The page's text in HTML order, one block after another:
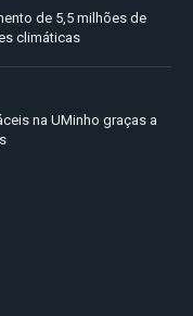
de 5,5 milhões de
climáticas
na UMinho graças a